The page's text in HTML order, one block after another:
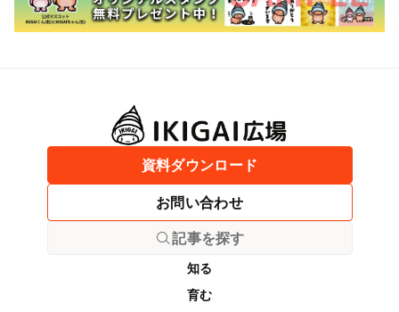
資料ダウンロード
お問い合わせ
記事を探す
知る
育む